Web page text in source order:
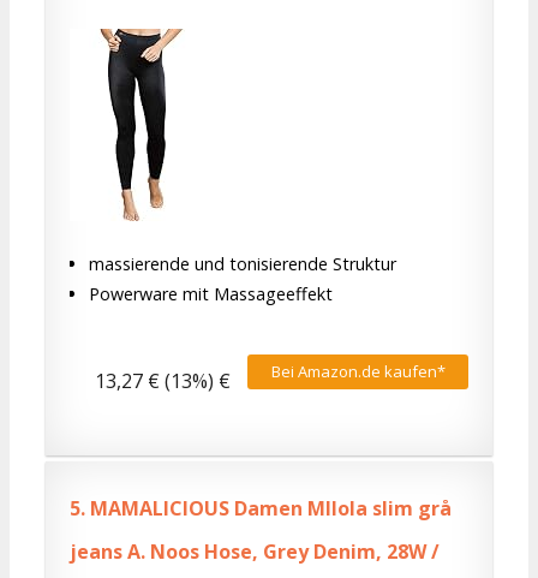
massierende und tonisierende Struktur
Powerware mit Massageeffekt
Bei Amazon.de kaufen*
13,27 € (13%) €
5. MAMALICIOUS Damen Mllola slim grå
jeans A. Noos Hose, Grey Denim, 28W /